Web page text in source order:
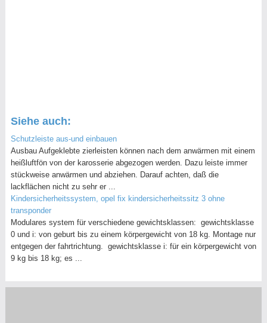
Siehe auch:
Schutzleiste aus-und einbauen
Ausbau Aufgeklebte zierleisten können nach dem anwärmen mit einem
heißluftfön von der karosserie abgezogen werden. Dazu leiste immer
stückweise anwärmen und abziehen. Darauf achten, daß die
lackflächen nicht zu sehr er ...
Kindersicherheitssystem, opel fix kindersicherheitssitz 3 ohne
transponder
Modulares system für verschiedene gewichtsklassen: gewichtsklasse
0 und i: von geburt bis zu einem körpergewicht von 18 kg. Montage nur
entgegen der fahrtrichtung. gewichtsklasse i: für ein körpergewicht von
9 kg bis 18 kg; es ...